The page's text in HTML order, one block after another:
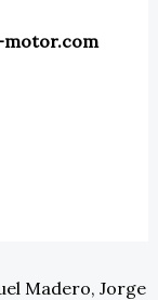
motor.com
Madero, Jorge